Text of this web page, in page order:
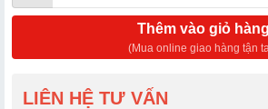
Thêm vào giỏ hàng
(Mua online giao hàng tận
LIÊN HỆ TƯ VẤN